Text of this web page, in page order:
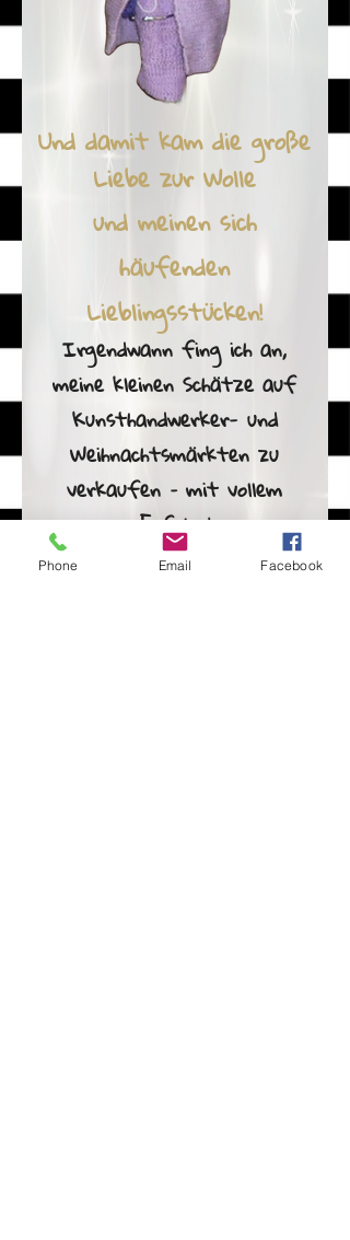
Und damit kam die große
Liebe zur Wolle
und meinen sich
häufenden
Lieblingsstücken!
Irgendwann fing ich an,
meine kleinen Schätze auf
Kunsthandwerker- und
Weihnachtsmärkten zu
verkaufen – mit vollem
Erfolg !
Ich strickealles selbst per
Phone Email Facebook